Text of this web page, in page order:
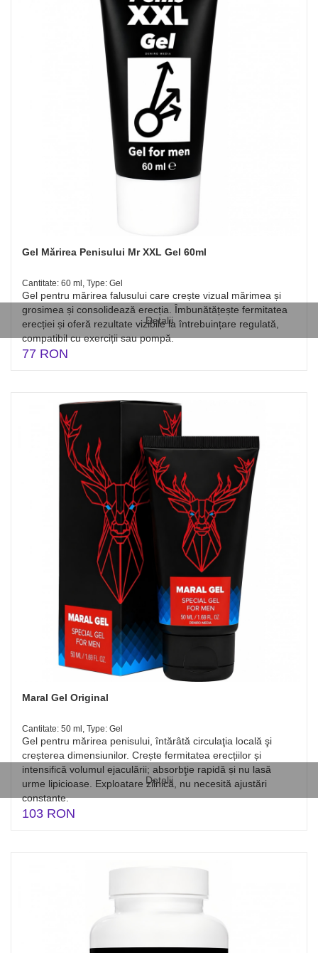
Detalii
Gel Mărirea Penisului Mr XXL Gel 60ml
Cantitate: 60 ml, Type: Gel
Gel pentru mărirea falusului care crește vizual mărimea și
grosimea și consolidează erecția. Îmbunătățește fermitatea
erecției și oferă rezultate vizibile la întrebuințare regulată,
compatibil cu exerciții sau pompă.
77 RON
Detalii
Maral Gel Original
Cantitate: 50 ml, Type: Gel
Gel pentru mărirea penisului, întărâtă circulaţia locală şi
creșterea dimensiunilor. Crește fermitatea erecțiilor și
intensifică volumul ejaculării; absorbţie rapidă și nu lasă
urme lipicioase. Exploatare zilnică, nu necesită ajustări
constante.
103 RON